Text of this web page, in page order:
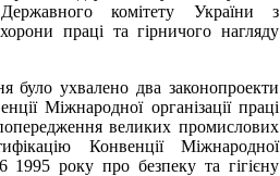
комітету України з
праці та гірничого нагляду
було ухвалено два законопроекти
Міжнародної організації праці
великих промислових
Конвенції Міжнародної
1995 року про безпеку та гігієну